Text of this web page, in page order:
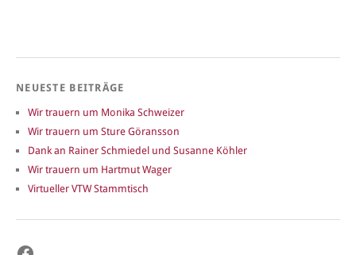
NEUESTE BEITRÄGE
Wir trauern um Monika Schweizer
Wir trauern um Sture Göransson
Dank an Rainer Schmiedel und Susanne Köhler
Wir trauern um Hartmut Wager
Virtueller VTW Stammtisch